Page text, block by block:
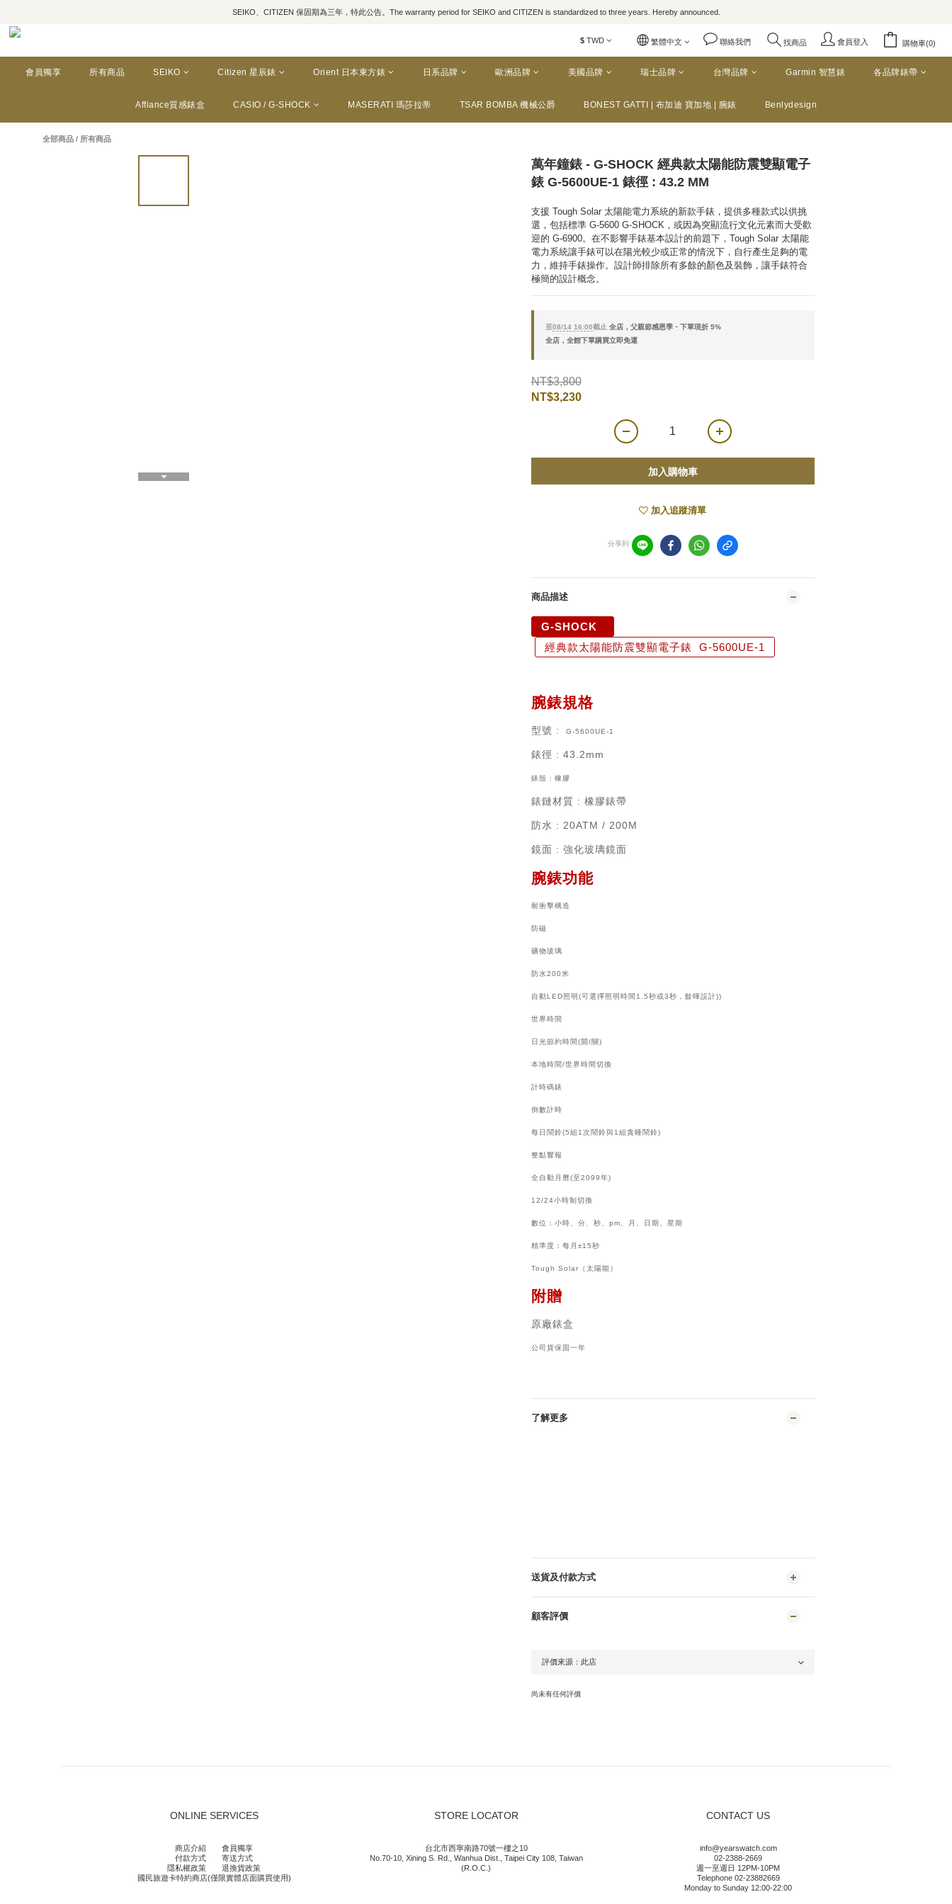
SEIKO、CITIZEN 保固期為三年，特此公告。The warranty period for SEIKO and CITIZEN is standardized to three years. Hereby announced.
$ TWD 繁體中文 聯絡我們 找商品 會員登入 購物車(0)
會員獨享 所有商品 SEIKO Citizen 星辰錶 Orient 日本東方錶 日系品牌 歐洲品牌 美國品牌 瑞士品牌 台灣品牌 Garmin 智慧錶 各品牌錶帶
Affiance質感錶盒 CASIO / G-SHOCK MASERATI 瑪莎拉蒂 TSAR BOMBA 機械公爵 BONEST GATTI | 布加迪 寶加地 | 腕錶 Benlydesign
全部商品 / 所有商品
萬年鐘錶 - G-SHOCK 經典款太陽能防震雙顯電子
錶 G-5600UE-1 錶徑 : 43.2 MM
支援 Tough Solar 太陽能電力系統的新款手錶，提供多種款式以供挑
選，包括標準 G-5600 G-SHOCK，或因為突顯流行文化元素而大受歡
迎的 G-6900。在不影響手錶基本設計的前題下，Tough Solar 太陽能
電力系統讓手錶可以在陽光較少或正常的情況下，自行產生足夠的電
力，維持手錶操作。設計師排除所有多餘的顏色及裝飾，讓手錶符合
極簡的設計概念。
至08/14 16:00截止 全店，父親節感恩季・下單現折 5%
全店，全館下單購買立即免運
NT$3,800
NT$3,230
加入購物車
加入追蹤清單
分享到
商品描述
G-SHOCK
經典款太陽能防震雙顯電子錶 G-5600UE-1
腕錶規格
型號 : G-5600UE-1
錶徑 : 43.2mm
錶殼： 橡膠
錶鏈材質 : 橡膠錶帶
防水 : 20ATM / 200M
鏡面 : 強化玻璃鏡面
腕錶功能
耐衝擊構造
防磁
礦物玻璃
防水200米
自動LED照明(可選擇照明時間1.5秒或3秒，餘暉設計))
世界時間
日光節約時間(開/關)
本地時間/世界時間切換
計時碼錶
倒數計時
每日鬧鈴(5組1次鬧鈴與1組貪睡鬧鈴)
整點響報
全自動月曆(至2099年)
12/24小時制切換
數位：小時、分、秒、pm、月、日期、星期
精準度：每月±15秒
Tough Solar（太陽能）
附贈
原廠錶盒
公司貨保固一年
了解更多
送貨及付款方式
顧客評價
尚未有任何評價
ONLINE SERVICES
商店介紹
會員獨享
付款方式
寄送方式
隱私權政策
退換貨政策
國民旅遊卡特約商店(僅限實體店面購買使用)
STORE LOCATOR
台北市西寧南路70號一樓之10
No.70-10, Xining S. Rd., Wanhua Dist., Taipei City 108, Taiwan
(R.O.C.)
CONTACT US
info@yearswatch.com
02-2388-2669
週一至週日 12PM-10PM
Telephone 02-23882669
Monday to Sunday 12:00-22:00